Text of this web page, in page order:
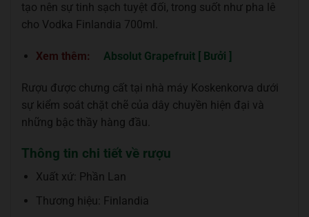
tạo nên sự tinh sạch tuyệt đối, trong suốt như pha lê
cho Vodka Finlandia 700ml.
Xem thêm: Absolut Grapefruit [ Bưởi ]
Rượu được chưng cất tại nhà máy Koskenkorva dưới
sự kiểm soát chặt chẽ của dây chuyền hiện đại và
những bậc thầy hàng đầu.
Thông tin chi tiết về rượu
Xuất xứ: Phần Lan
Thương hiệu: Finlandia